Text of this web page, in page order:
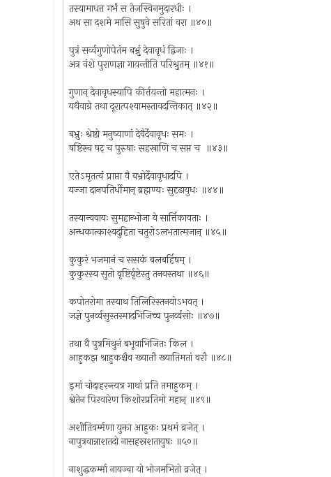
तस्यामाधत्त गर्भं स तेजस्विनमुदारधीः ।
अथ सा दशमे मासि सुषुवे सरितां वरा ॥४०॥
पुत्रं सर्व्वगुणोपेतंम बभ्रुं देवावृधं द्विजाः ।
अत्र वंशे पुराणज्ञा गायन्तीति परिश्रुतम् ॥४१॥
गुणान् देवावृधस्यापि कीर्त्तयन्तो महात्मनः ।
यथैवाग्रे तथा दूरात्पश्यामस्तावदन्तिकात् ॥४२॥
बभ्रुः श्रेष्ठो मनुष्याणां देवैर्देवावृधः समः ।
षष्टिस्च षट् च पुरुषाः सहस्राणि च सप्त च ॥४३॥
एतेऽमृतत्वं प्राप्ता वै बभ्रोर्देवावृधादपि ।
यज्जा दानपतिर्धीमान् ब्रह्मण्यः सुदृढायुधः ॥४४॥
तस्यान्ववायः सुमहान्भोजा ये सार्त्तिकावताः ।
अन्धकात्काश्यदुहिता चतुरोऽलभतात्मजान् ॥४५॥
कुकुरं भजमानं च ससकं बलबर्हिषम् ।
कुकुरस्य सुतो वृष्टिर्वृष्टेस्तु तनयस्तथा ॥४६॥
कपोतरोमा तस्याथ तिलिरिस्तनयोऽभवत् ।
जज्ञे पुनर्व्वसुस्तस्मादभिजिच्च पुनर्व्वसोः ॥४७॥
तथा वै पुत्रमिथुनं बभूवाभिजितः किल ।
आहुकझ श्राहुकश्चैव ख्यातौ ख्यातिमतां वरौ ॥४८॥
इमां चोदाहरन्त्यत्र गाथां प्रति तमाहुकम् ।
श्वेतेन पिरवारेण किशोरप्रतिमो महान् ॥४९॥
अशीतिवर्म्मणा युक्ता आहुकः प्रथमं व्रजेत् ।
नापुत्रवान्नाशतदो नासहस्रशतायुषः ॥५०॥
नाशुद्धकर्म्मा नायज्वा यो भोजमभितो व्रजेत् ।